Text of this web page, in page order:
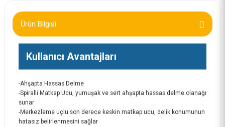
Ürün Bilgisi
Kullanıcı Avantajları
-Ahşapta Hassas Delme
-Spiralli Matkap Ucu, yumuşak ve sert ahşapta hassas delme olanağı
sunar
-Merkezleme uçlu son derece keskin matkap ucu, delik konumunun
hatasız belirlenmesini sağlar